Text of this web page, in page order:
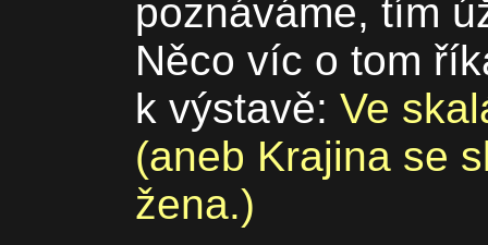
poznáváme, tím
Něco víc o tom
k výstavě: Ve
(aneb Krajina se
žena.)